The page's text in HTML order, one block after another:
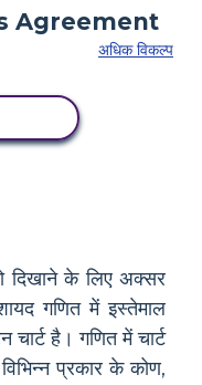
अधिक विकल्प
दिखाने के लिए अक्सर
गणित में इस्तेमाल
है। गणित में चार्ट
प्रकार के कोण,